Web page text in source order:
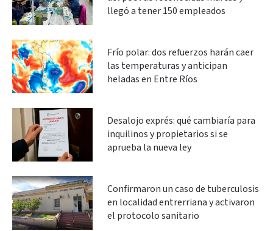
llegó a tener 150 empleados
Frío polar: dos refuerzos harán caer
las temperaturas y anticipan
heladas en Entre Ríos
Desalojo exprés: qué cambiaría para
inquilinos y propietarios si se
aprueba la nueva ley
Confirmaron un caso de tuberculosis
en localidad entrerriana y activaron
el protocolo sanitario